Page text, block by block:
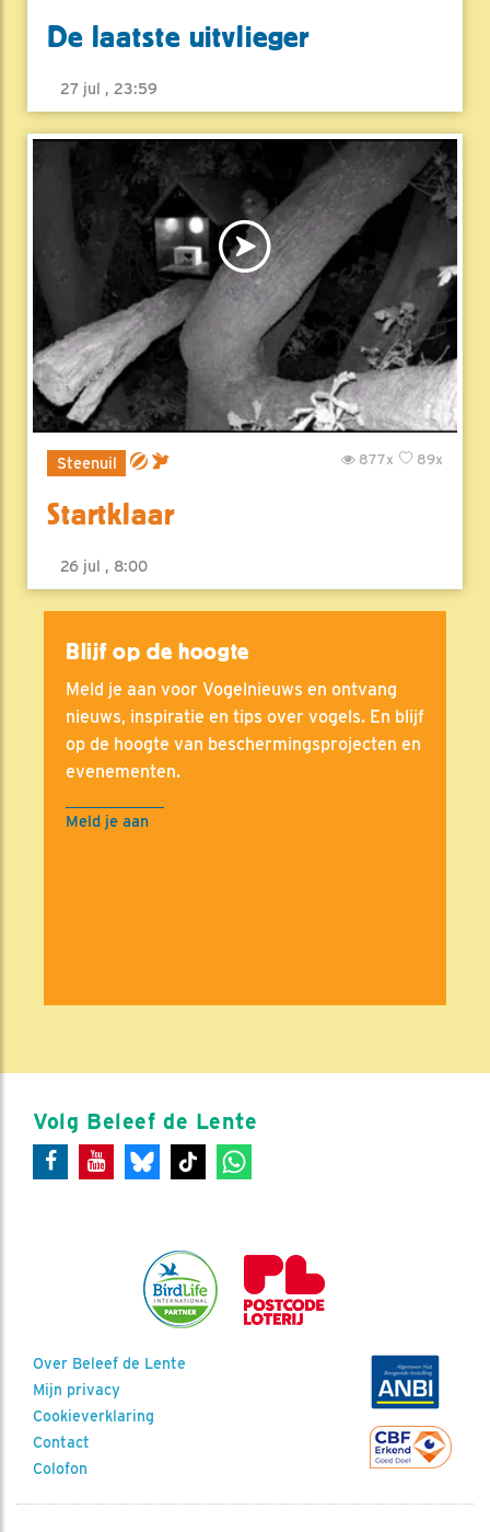
De laatste uitvlieger
27 jul , 23:59
Steenuil 89x
877x
Startklaar
26 jul , 8:00
Blijf op de hoogte
Meld je aan voor Vogelnieuws en ontvang
nieuws, inspiratie en tips over vogels. En blijf
op de hoogte van beschermingsprojecten en
evenementen.
Meld je aan
Volg Beleef de Lente
Over Beleef de Lente
Mijn privacy
Cookieverklaring
Contact
Colofon